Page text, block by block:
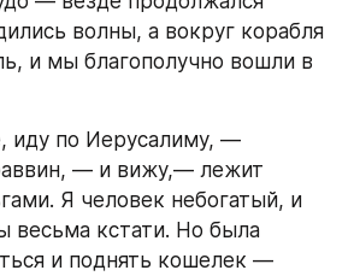
волны, а вокруг корабля
и мы благополучно вошли в
иду по Иерусалиму, —
— и вижу,— лежит
Я человек небогатый, и
весьма кстати. Но была
и поднять кошелек —